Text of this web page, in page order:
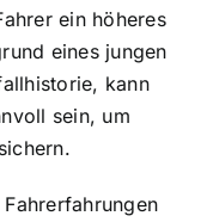
ein höheres
eines jungen
kann
sein, um